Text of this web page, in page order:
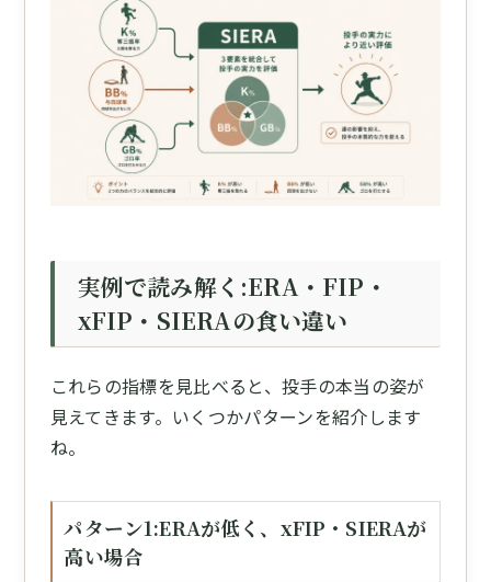
実例で読み解く:ERA・FIP・
xFIP・SIERAの食い違い
これらの指標を見比べると、投手の本当の姿が
見えてきます。いくつかパターンを紹介します
ね。
パターン1:ERAが低く、xFIP・SIERAが
高い場合